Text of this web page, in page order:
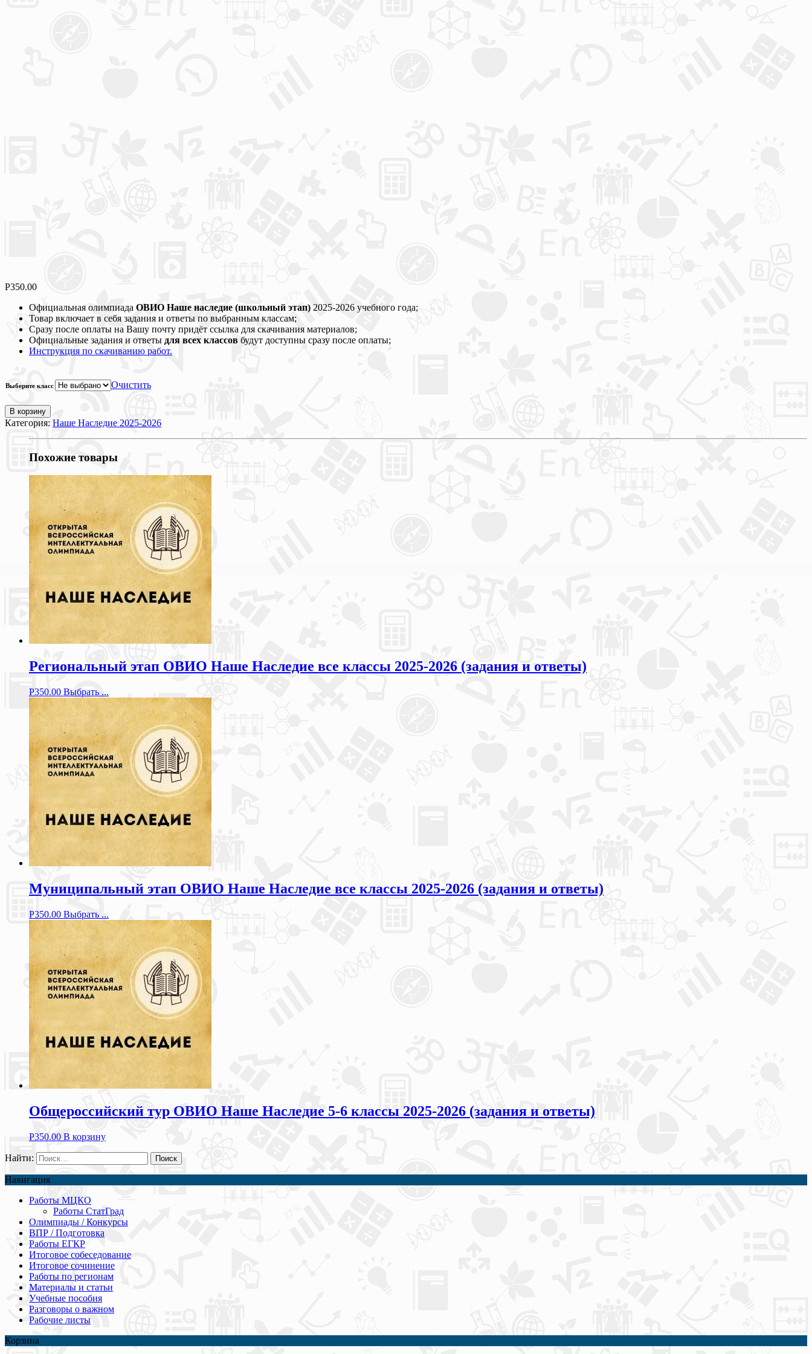
Р350.00
Официальная олимпиада ОВИО Наше наследие (школьный этап) 2025-2026 учебного года;
Товар включает в себя задания и ответы по выбранным классам;
Сразу после оплаты на Вашу почту придёт ссылка для скачивания материалов;
Официальные задания и ответы для всех классов будут доступны сразу после оплаты;
Инструкция по скачиванию работ.
Выберите класс Очистить
В корзину
Категория: Наше Наследие 2025-2026
Похожие товары
Региональный этап ОВИО Наше Наследие все классы 2025-2026 (задания и ответы)
Р350.00 Выбрать ...
Муниципальный этап ОВИО Наше Наследие все классы 2025-2026 (задания и ответы)
Р350.00 Выбрать ...
Общероссийский тур ОВИО Наше Наследие 5-6 классы 2025-2026 (задания и ответы)
Р350.00 В корзину
Найти:
Навигация
Работы МЦКО
Работы СтатГрад
Олимпиады / Конкурсы
ВПР / Подготовка
Работы ЕГКР
Итоговое собеседование
Итоговое сочинение
Работы по регионам
Материалы и статьи
Учебные пособия
Разговоры о важном
Рабочие листы
Корзина